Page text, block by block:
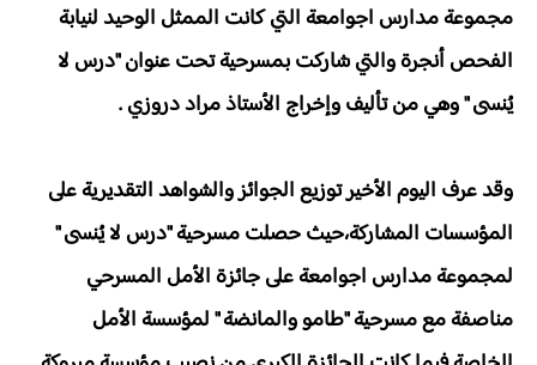
مجموعة مدارس اجوامعة التي كانت الممثل الوحيد لنيابة
الفحص أنجرة والتي شاركت بمسرحية تحت عنوان "درس لا
يُنسى " وهي من تأليف وإخراج الأستاذ مراد دروزي .
وقد عرف اليوم الأخير توزيع الجوائز والشواهد التقديرية على
المؤسسات المشاركة،حيث حصلت مسرحية "درس لا يُنسى "
لمجموعة مدارس اجوامعة على جائزة الأمل المسرحي
مناصفة مع مسرحية "طامو والمانضة " لمؤسسة الأمل